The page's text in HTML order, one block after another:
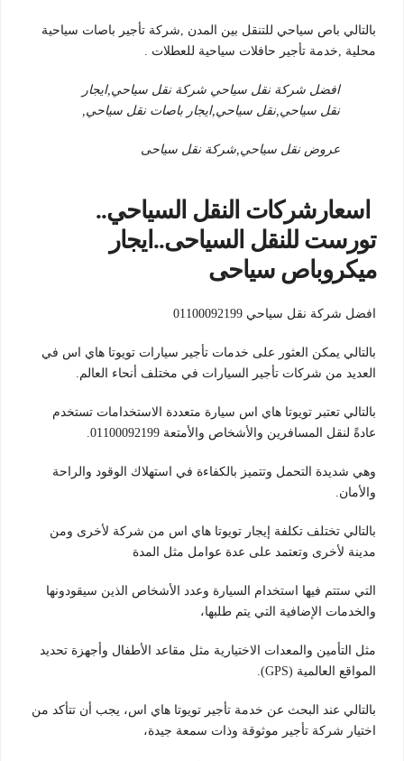
بالتالي باص سياحي للتنقل بين المدن ,شركة تأجير باصات سياحية
محلية ,خدمة تأجير حافلات سياحية للعطلات .
افضل شركة نقل سياحي شركة نقل سياحي,ايجار
نقل سياحي,نقل سياحي,ايجار باصات نقل سياحي,
عروض نقل سياحي,شركة نقل سياحى
اسعارشركات النقل السياحي..
تورست للنقل السياحى..ايجار
ميكروباص سياحى
افضل شركة نقل سياحي 01100092199
بالتالي يمكن العثور على خدمات تأجير سيارات تويوتا هاي اس في
العديد من شركات تأجير السيارات في مختلف أنحاء العالم.
بالتالي تعتبر تويوتا هاي اس سيارة متعددة الاستخدامات تستخدم
عادةً لنقل المسافرين والأشخاص والأمتعة 01100092199.
وهي شديدة التحمل وتتميز بالكفاءة في استهلاك الوقود والراحة
والأمان.
بالتالي تختلف تكلفة إيجار تويوتا هاي اس من شركة لأخرى ومن
مدينة لأخرى وتعتمد على عدة عوامل مثل المدة
التي ستتم فيها استخدام السيارة وعدد الأشخاص الذين سيقودونها
والخدمات الإضافية التي يتم طلبها،
مثل التأمين والمعدات الاختيارية مثل مقاعد الأطفال وأجهزة تحديد
المواقع العالمية (GPS).
بالتالي عند البحث عن خدمة تأجير تويوتا هاي اس، يجب أن تتأكد من
اختيار شركة تأجير موثوقة وذات سمعة جيدة،